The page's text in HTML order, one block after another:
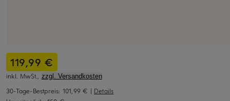
119,99 €
inkl. MwSt., zzgl. Versandkosten
30-Tage-Bestpreis: 101,99 € | Details